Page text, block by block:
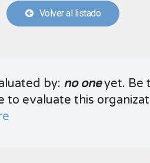
Volver al listado
by: no oneyet. Be
to evaluate this